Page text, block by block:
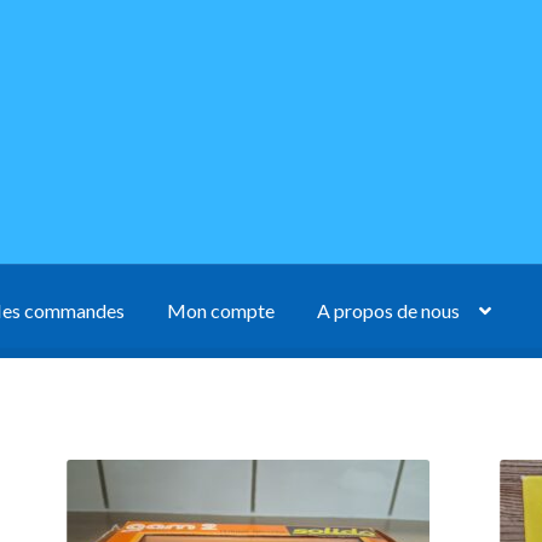
commandes Mon compte A propos de nous